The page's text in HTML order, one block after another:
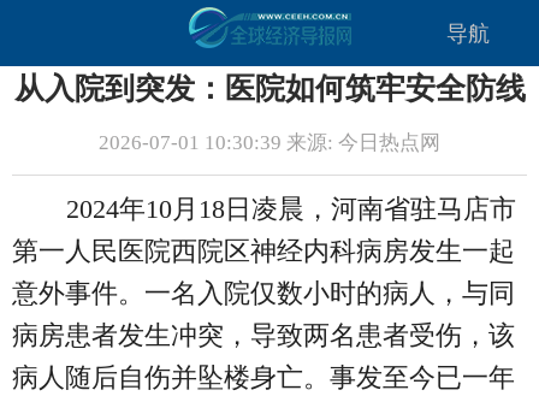
导航
从入院到突发：医院如何筑牢安全防线
2026-07-01 10:30:39 来源: 今日热点网
2024年10月18日凌晨，河南省驻马店市
第一人民医院西院区神经内科病房发生一起
意外事件。一名入院仅数小时的病人，与同
病房患者发生冲突，导致两名患者受伤，该
病人随后自伤并坠楼身亡。事发至今已一年